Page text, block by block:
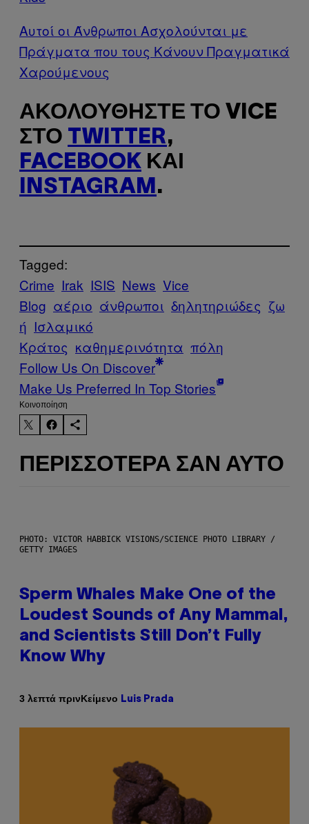
Αυτοί οι Άνθρωποι Ασχολούνται με
Πράγματα που τους Κάνουν Πραγματικά
Χαρούμενους
ΑΚΟΛΟΥΘΉΣΤΕ ΤΟ VICE
ΣΤΟ TWITTER,
FACEBOOK ΚΑΙ
INSTAGRAM .
Tagged:
Crime Irak ISIS News Vice
Blog αέριο άνθρωποι δηλητηριώδες ζω
ή Ισλαμικό
Κράτος καθημερινότητα πόλη
Follow Us On Discover
Make Us Preferred In Top Stories
Kοινοποίηση
ΠΕΡΙΣΣΌΤΕΡΑ ΣΑΝ ΑΥΤΌ
PHOTO: VICTOR HABBICK VISIONS/SCIENCE PHOTO LIBRARY /
GETTY IMAGES
Sperm Whales Make One of the
Loudest Sounds of Any Mammal,
and Scientists Still Don’t Fully
Know Why
3 λεπτά πρινΚείμενο Luis Prada